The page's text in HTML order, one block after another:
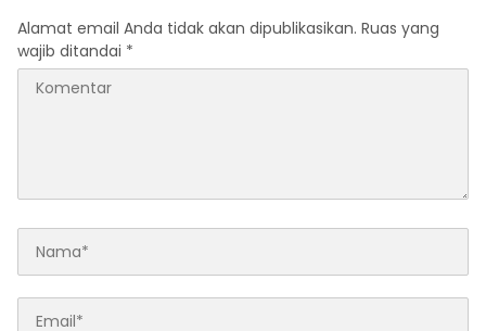
Alamat email Anda tidak akan dipublikasikan. Ruas yang
wajib ditandai *